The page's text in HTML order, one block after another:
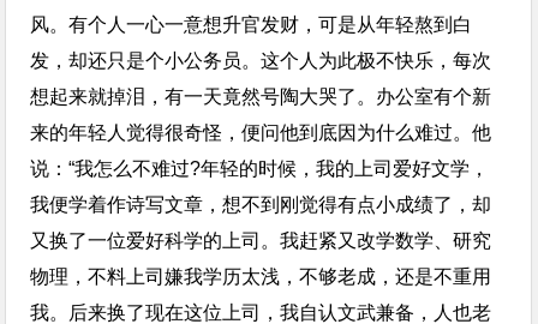
风。有个人一心一意想升官发财，可是从年轻熬到白
发，却还只是个小公务员。这个人为此极不快乐，每次
想起来就掉泪，有一天竟然号陶大哭了。办公室有个新
来的年轻人觉得很奇怪，便问他到底因为什么难过。他
说：“我怎么不难过?年轻的时候，我的上司爱好文学，
我便学着作诗写文章，想不到刚觉得有点小成绩了，却
又换了一位爱好科学的上司。我赶紧又改学数学、研究
物理，不料上司嫌我学历太浅，不够老成，还是不重用
我。后来换了现在这位上司，我自认文武兼备，人也老